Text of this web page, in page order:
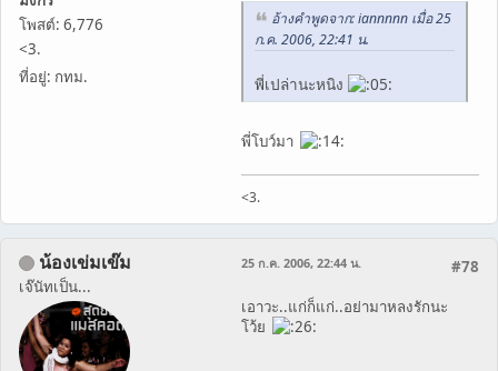
โพสต์: 6,776
<3.
ที่อยู่: กทม.
อ้างคำพูดจาก: iannnnn เมื่อ 25
ก.ค. 2006, 22:41 น.
พี่เปล่านะหนิง
พี่โบว์มา
<3.
น้องเข่มเข๊ม
เจ๊นัทเป็น...
#78
25 ก.ค. 2006, 22:44 น.
เอาวะ..แก่ก็แก่..อย่ามาหลงรักนะ
โว้ย